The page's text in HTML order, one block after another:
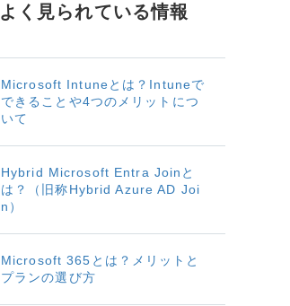
よく見られている情報
Microsoft Intuneとは？Intuneで
できることや4つのメリットにつ
いて
Hybrid Microsoft Entra Joinと
は？（旧称Hybrid Azure AD Joi
n）
Microsoft 365とは？メリットと
プランの選び方